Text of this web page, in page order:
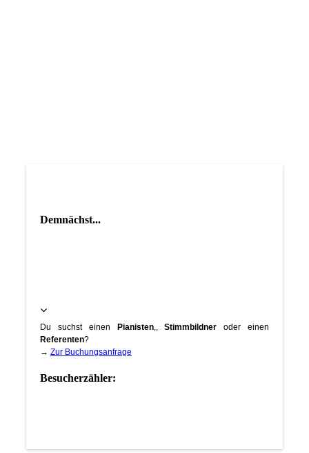
Demnächst...
Du suchst einen Pianisten,,Stimmbildner oder einen
Referenten?
→ Zur Buchungsanfrage
Besucherzähler: